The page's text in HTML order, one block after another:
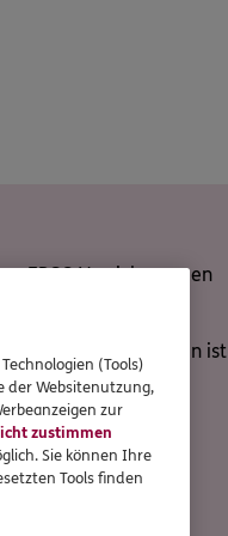
ERGO Versicherungen
Nicht alles im Leben
(Tools)
der Websitenutzung,
zur
zustimmen
Sie können Ihre
Tools finden